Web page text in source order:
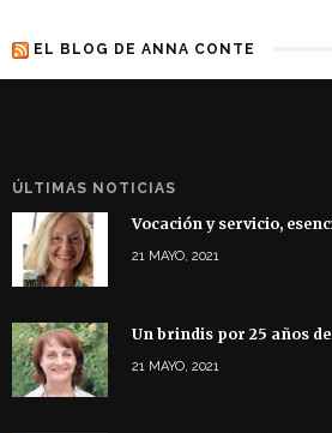
EL BLOG DE ANNA CONTE
ÚLTIMAS NOTICIAS
Vocación y servicio,
21 MAYO, 2021
Un brindis por 25 años
21 MAYO, 2021